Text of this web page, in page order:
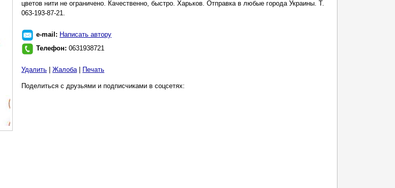
цветов нити не ограничено. Качественно, быстро. Харьков. Отправка в любые города Украины. Т.
063-193-87-21.
e-mail: Написать автору
Телефон: 0631938721
Удалить Жалоба| Печать
Поделиться с друзьями и подписчиками в соцсетях: